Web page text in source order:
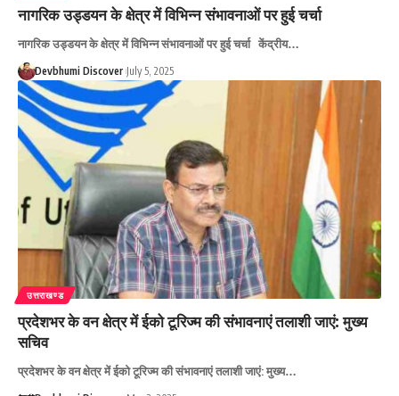
नागरिक उड्डयन के क्षेत्र में विभिन्न संभावनाओं पर हुई चर्चा
नागरिक उड्डयन के क्षेत्र में विभिन्न संभावनाओं पर हुई चर्चा केंद्रीय…
Devbhumi Discover July 5, 2025
उत्तराखण्ड
प्रदेशभर के वन क्षेत्र में ईको टूरिज्म की संभावनाएं तलाशी जाएं: मुख्य
सचिव
प्रदेशभर के वन क्षेत्र में ईको टूरिज्म की संभावनाएं तलाशी जाएं: मुख्य…